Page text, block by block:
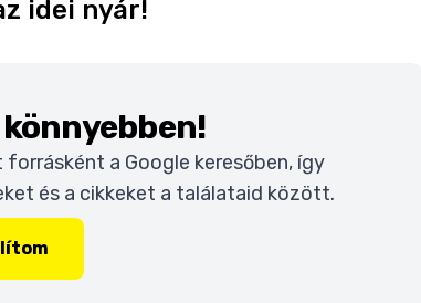
idei nyár!
a Google keresőben, így
és a cikkeket a találataid között.